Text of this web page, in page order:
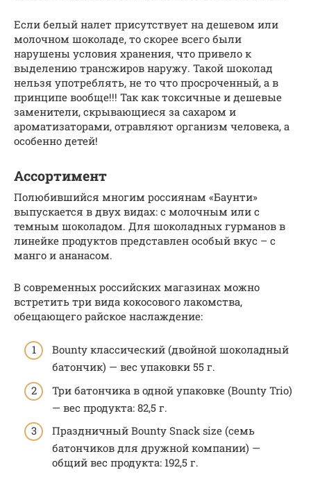
Если белый налет присутствует на дешевом или
молочном шоколаде, то скорее всего были
нарушены условия хранения, что привело к
выделению трансжиров наружу. Такой шоколад
нельзя употреблять, не то что просроченный, а в
принципе вообще!!! Так как токсичные и дешевые
заменители, скрывающиеся за сахаром и
ароматизаторами, отравляют организм человека, а
особенно детей!
Ассортимент
Полюбившийся многим россиянам «Баунти»
выпускается в двух видах: с молочным или с
темным шоколадом. Для шоколадных гурманов в
линейке продуктов представлен особый вкус – с
манго и ананасом.
В современных российских магазинах можно
встретить три вида кокосового лакомства,
обещающего райское наслаждение:
Bounty классический (двойной шоколадный
батончик) — вес упаковки 55 г.
Три батончика в одной упаковке (Bounty Trio)
— вес продукта: 82,5 г.
Праздничный Bounty Snack size (семь
батончиков для дружной компании) —
общий вес продукта: 192,5 г.